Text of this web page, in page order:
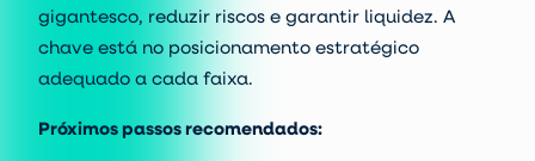
gigantesco, reduzir riscos e garantir liquidez. A
chave está no posicionamento estratégico
adequado a cada faixa.
Próximos passos recomendados: